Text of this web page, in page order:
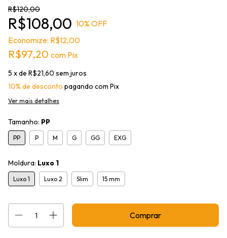
R$120,00
R$108,00 10% OFF
Economize: R$12,00
R$97,20 com Pix
5 x de R$21,60 sem juros
10% de desconto pagando com Pix
Ver mais detalhes
Tamanho: PP
PP P M G GG EXG
Moldura: Luxo 1
Luxo 1 Luxo 2 Slim 15 mm